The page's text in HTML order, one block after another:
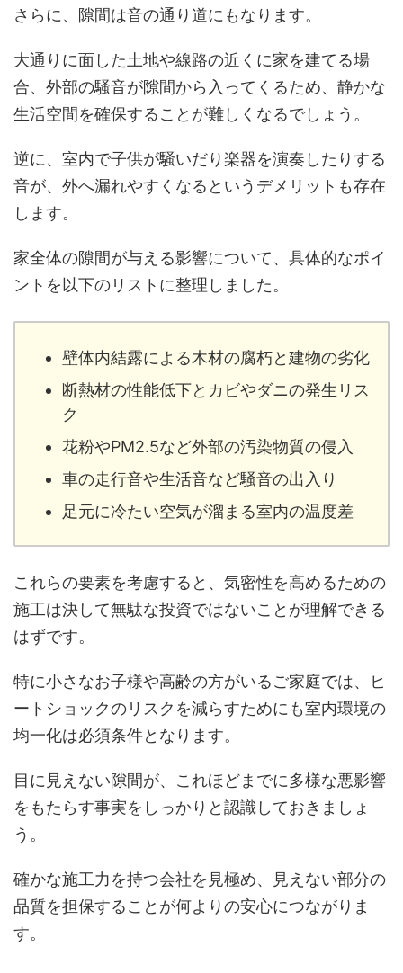
さらに、隙間は音の通り道にもなります。
大通りに面した土地や線路の近くに家を建てる場
合、外部の騒音が隙間から入ってくるため、静かな
生活空間を確保することが難しくなるでしょう。
逆に、室内で子供が騒いだり楽器を演奏したりする
音が、外へ漏れやすくなるというデメリットも存在
します。
家全体の隙間が与える影響について、具体的なポイ
ントを以下のリストに整理しました。
壁体内結露による木材の腐朽と建物の劣化
断熱材の性能低下とカビやダニの発生リス
ク
花粉やPM2.5など外部の汚染物質の侵入
車の走行音や生活音など騒音の出入り
足元に冷たい空気が溜まる室内の温度差
これらの要素を考慮すると、気密性を高めるための
施工は決して無駄な投資ではないことが理解できる
はずです。
特に小さなお子様や高齢の方がいるご家庭では、ヒ
ートショックのリスクを減らすためにも室内環境の
均一化は必須条件となります。
目に見えない隙間が、これほどまでに多様な悪影響
をもたらす事実をしっかりと認識しておきましょ
う。
確かな施工力を持つ会社を見極め、見えない部分の
品質を担保することが何よりの安心につながりま
す。